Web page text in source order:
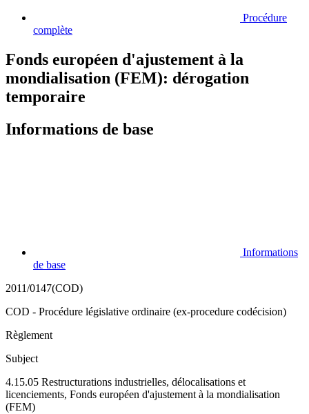
Procédure
complète
Fonds européen d'ajustement à la
mondialisation (FEM): dérogation
temporaire
Informations de base
Informations
de base
2011/0147(COD)
COD - Procédure législative ordinaire (ex-procedure codécision)
Règlement
Subject
4.15.05 Restructurations industrielles, délocalisations et
licenciements, Fonds européen d'ajustement à la mondialisation
(FEM)